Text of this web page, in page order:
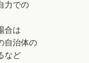
力での
合は
自治体の
など